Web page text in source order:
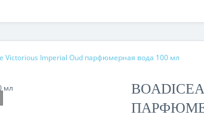
Victorious Imperial Oud парфюмерная вода 100 мл